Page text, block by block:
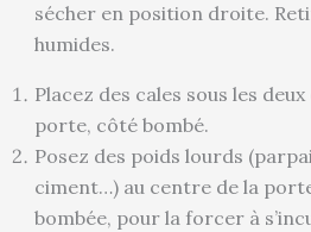
sécher en position droite.
humides.
Placez des cales sous les
porte, côté bombé.
Posez des poids lourds
ciment…) au centre de la
bombée, pour la forcer à